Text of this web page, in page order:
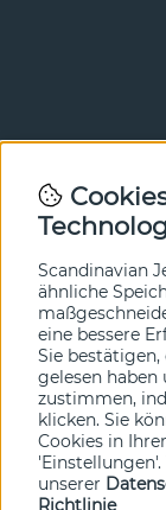
Newsletter
In unserem
hier an.
Scandinavian
ähnliche
eine bessere
Sie bestätigen,
gelesen haben
zustimmen,
klicken. Sie
Cookies in
unserer
Richtlinie